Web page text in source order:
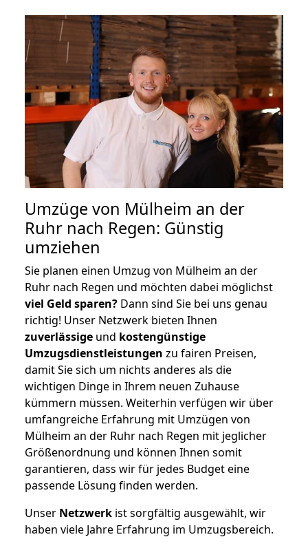
Umzüge von Mülheim an der
Ruhr nach Regen: Günstig
umziehen
Sie planen einen Umzug von Mülheim an der
Ruhr nach Regen und möchten dabei möglichst
viel Geld sparen? Dann sind Sie bei uns genau
richtig! Unser Netzwerk bieten Ihnen
zuverlässige und kostengünstige
Umzugsdienstleistungen zu fairen Preisen,
damit Sie sich um nichts anderes als die
wichtigen Dinge in Ihrem neuen Zuhause
kümmern müssen. Weiterhin verfügen wir über
umfangreiche Erfahrung mit Umzügen von
Mülheim an der Ruhr nach Regen mit jeglicher
Größenordnung und können Ihnen somit
garantieren, dass wir für jedes Budget eine
passende Lösung finden werden.
Unser Netzwerk ist sorgfältig ausgewählt, wir
haben viele Jahre Erfahrung im Umzugsbereich.